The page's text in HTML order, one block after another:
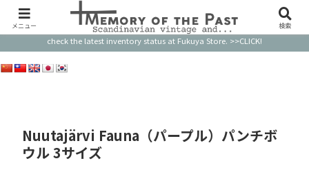
このサイトの品物のほとんどはすでに売り切れです。最新の在庫状況はFukuya Storeで
ご確認ください。 Most of the items on this website are already sold out. Please
check the latest inventory status at Fukuya Store. >>CLICK!
Nuutajärvi Fauna（パープル）パンチボ
ウル 3サイズ
メニュー 検索